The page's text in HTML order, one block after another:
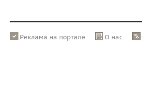
Реклама на портале О нас